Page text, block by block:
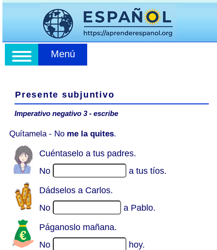
Menú
Presente subjuntivo
Imperativo negativo 3 - escribe
Quítamela - No me la quites.
Cuéntaselo a tus padres.
No
a tus tíos.
Dádselos a Carlos.
No
a Pablo.
Páganoslo mañana.
No
hoy.